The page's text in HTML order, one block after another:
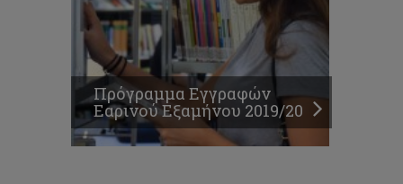
Πρόγραμμα Εγγραφών
Εαρινού Εξαμήνου 2019/20